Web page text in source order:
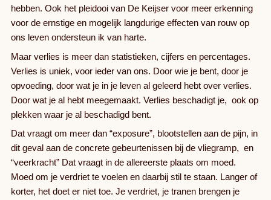
hebben. Ook het pleidooi van De Keijser voor meer erkenning
voor de ernstige en mogelijk langdurige effecten van rouw op
ons leven ondersteun ik van harte.
Maar verlies is meer dan statistieken, cijfers en percentages.
Verlies is uniek, voor ieder van ons. Door wie je bent, door je
opvoeding, door wat je in je leven al geleerd hebt over verlies.
Door wat je al hebt meegemaakt. Verlies beschadigt je, ook op
plekken waar je al beschadigd bent.
Dat vraagt om meer dan “exposure”, blootstellen aan de pijn, in
dit geval aan de concrete gebeurtenissen bij de vliegramp, en
“veerkracht” Dat vraagt in de allereerste plaats om moed.
Moed om je verdriet te voelen en daarbij stil te staan. Langer of
korter, het doet er niet toe. Je verdriet, je tranen brengen je